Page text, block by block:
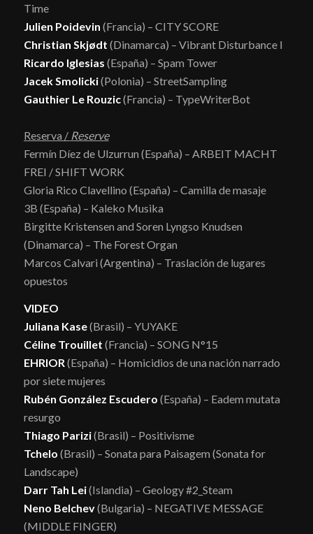
Time
Julien Poidevin (Francia) – CITY SCORE
Christian Skjødt (Dinamarca) – Vibrant Disturbance I
Ricardo Iglesias (España) – Spam Tower
Jacek Smolicki(Polonia) – StreetSampling
Gauthier Le Rouzic(Francia) – TypeWriterBot
Reserva / Reserve
Fermín Díez de Ulzurrun (España) – ARBEIT MACHT
FREI / SHIFT WORK
Gloria Rico Clavellino (España) – Camilla de masaje
3B (España) – Kaleko Musika
Birgitte Kristensen and Soren Lyngso Knudsen
(Dinamarca) – The Forest Organ
Marcos Calvari (Argentina) – Traslación de lugares
opuestos
VIDEO
Juliana Kase(Brasil) – YUYAKE
Céline Trouillet (Francia) – SONG N°15
EHRIOR(España) – Homicidios de una nación narrado
por siete mujeres
Rubén González Escudero (España) – Eadem mutata
resurgo
Thiago Parizi(Brasil) – Positivisme
Tchelo (Brasil) – Sonata para Paisagem (Sonata for
Landscape)
Darr Tah Lei(Islandia) – Geology #2_Steam
Neno Belchev(Bulgaria) – NEGATIVE MESSAGE
(MIDDLE FINGER)